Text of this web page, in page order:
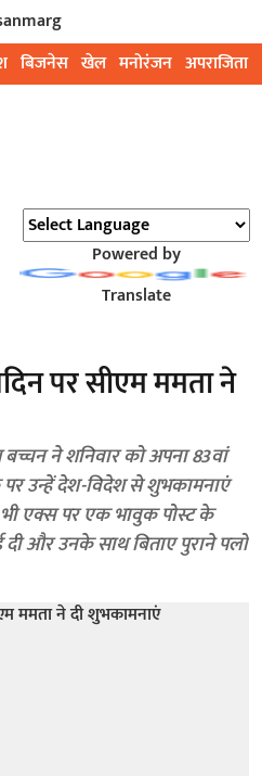
बिजनेस खेल मनोरंजन अपराजिता
Powered by
Translate
पर सीएम ममता ने
ने शनिवार को अपना 83वां
उन्हें देश-विदेश से शुभकामनाएं
भी एक्स पर एक भावुक पोस्ट के
और उनके साथ बिताए पुराने पलों